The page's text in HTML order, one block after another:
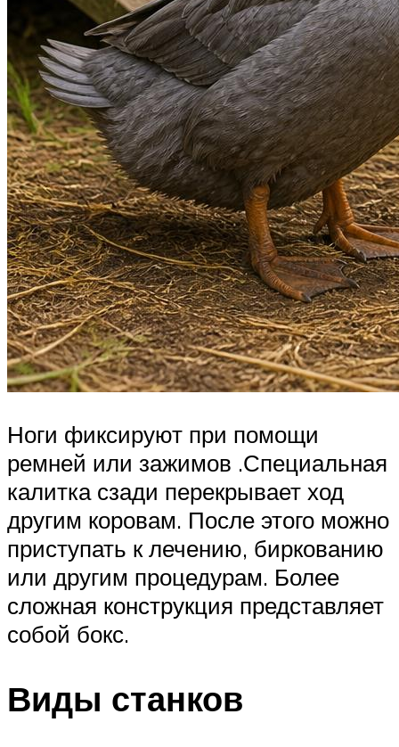
Ноги фиксируют при помощи
ремней или зажимов .Специальная
калитка сзади перекрывает ход
другим коровам. После этого можно
приступать к лечению, биркованию
или другим процедурам. Более
сложная конструкция представляет
собой бокс.
Виды станков